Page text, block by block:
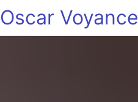
Oscar Voyance